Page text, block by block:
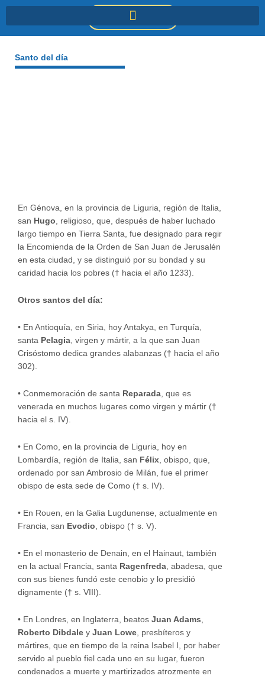
DONACIONES
Santo del día
En Génova, en la provincia de Liguria, región de Italia,
san Hugo, religioso, que, después de haber luchado
largo tiempo en Tierra Santa, fue designado para regir
la Encomienda de la Orden de San Juan de Jerusalén
en esta ciudad, y se distinguió por su bondad y su
caridad hacia los pobres († hacia el año 1233).
Otros santos del día:
• En Antioquía, en Siria, hoy Antakya, en Turquía,
santa Pelagia, virgen y mártir, a la que san Juan
Crisóstomo dedica grandes alabanzas († hacia el año
302).
• Conmemoración de santa Reparada , que es
venerada en muchos lugares como virgen y mártir (†
hacia el s. IV).
• En Como, en la provincia de Liguria, hoy en
Lombardía, región de Italia, san Félix , obispo, que,
ordenado por san Ambrosio de Milán, fue el primer
obispo de esta sede de Como († s. IV).
• En Rouen, en la Galia Lugdunense, actualmente en
Francia, san Evodio , obispo († s. V).
• En el monasterio de Denain, en el Hainaut, también
en la actual Francia, santa Ragenfreda , abadesa, que
con sus bienes fundó este cenobio y lo presidió
dignamente († s. VIII).
• En Londres, en Inglaterra, beatos Juan Adams
Roberto Dibdale y Juan Lowe , presbíteros y
mártires, que en tiempo de la reina Isabel I, por haber
servido al pueblo fiel cada uno en su lugar, fueron
condenados a muerte y martirizados atrozmente en